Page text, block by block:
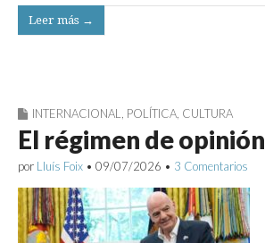
Leer más →
INTERNACIONAL, POLÍTICA, CULTURA
El régimen de opinión
por Lluís Foix • 09/07/2026 • 3 Comentarios